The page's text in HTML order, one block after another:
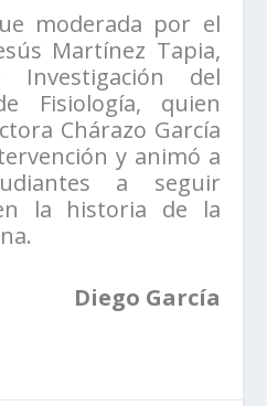
moderada por el
Martínez Tapia,
Investigación del
Fisiología, quien
Chárazo García
y animó a
a seguir
la historia de la
Diego García